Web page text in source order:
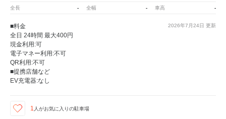
全長 - 全幅 - 車高 -
2026年7月24日 更新
■料金
全日 24時間 最大400円
現金利用:可
電子マネー利用:不可
QR利用:不可
■提携店舗など
EV充電器:なし
1 人がお気に入りの駐車場